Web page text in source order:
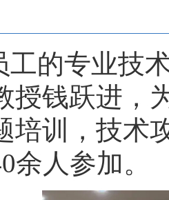
工的专业技
授钱跃进，
培训，技术
余人参加。